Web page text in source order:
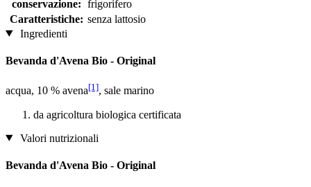
conservazione: frigorifero
Caratteristiche: senza lattosio
Ingredienti
Bevanda d'Avena Bio - Original
acqua, 10 % avena[1], sale marino
da agricoltura biologica certificata
Valori nutrizionali
Bevanda d'Avena Bio - Original